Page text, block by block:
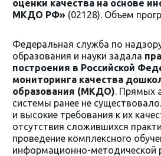
оценки качества на основе
МКДО РФ» (02128). Объем
Федеральная служба по
образования и науки задала
построения в Российской
мониторинга качества
образования (МКДО). Прямых
системы ранее не
и высокие требования к их
отсутствия сложившихся
проведение комплексного
информационно-методической